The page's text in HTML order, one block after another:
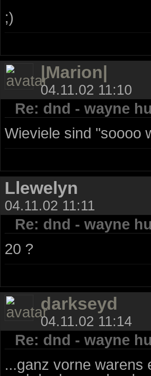
;)
|Marion|
04.11.02 11:10
Re: dnd - wayne
Wieviele sind "soooo
Llewelyn
04.11.02 11:11
Re: dnd - wayne
20 ?
darkseyd
04.11.02 11:14
Re: dnd - wayne
...ganz vorne warens